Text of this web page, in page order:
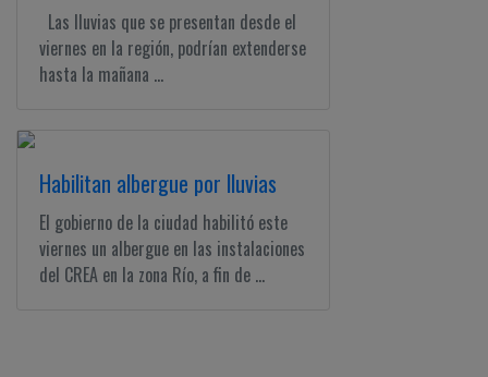
Las lluvias que se presentan desde el
viernes en la región, podrían extenderse
hasta la mañana ...
Habilitan albergue por lluvias
El gobierno de la ciudad habilitó este
viernes un albergue en las instalaciones
del CREA en la zona Río, a fin de ...